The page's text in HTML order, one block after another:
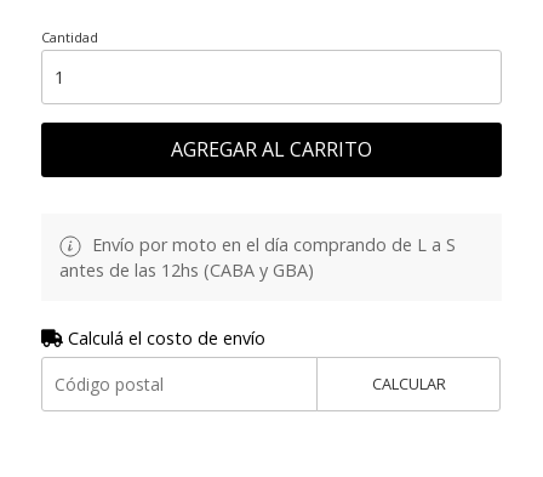
Cantidad
AGREGAR AL CARRITO
Envío por moto en el día comprando de L a S
antes de las 12hs (CABA y GBA)
Calculá el costo de envío
CALCULAR